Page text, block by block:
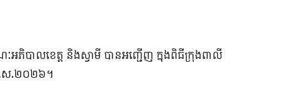
ភិបាលខេត្ត និងស្វាមី បាន​អញ្ជើញ​ ក្នុងពិធី​ក្រុង​ពាលី​
.ស.២០២៦​។